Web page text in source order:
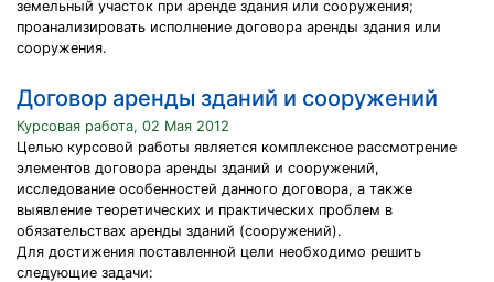
земельный участок при аренде здания или сооружения;
проанализировать исполнение договора аренды здания или
сооружения.
Договор аренды зданий и сооружений
Курсовая работа, 02 Мая 2012
Целью курсовой работы является комплексное рассмотрение
элементов договора аренды зданий и сооружений,
исследование особенностей данного договора, а также
выявление теоретических и практических проблем в
обязательствах аренды зданий (сооружений).
Для достижения поставленной цели необходимо решить
следующие задачи: